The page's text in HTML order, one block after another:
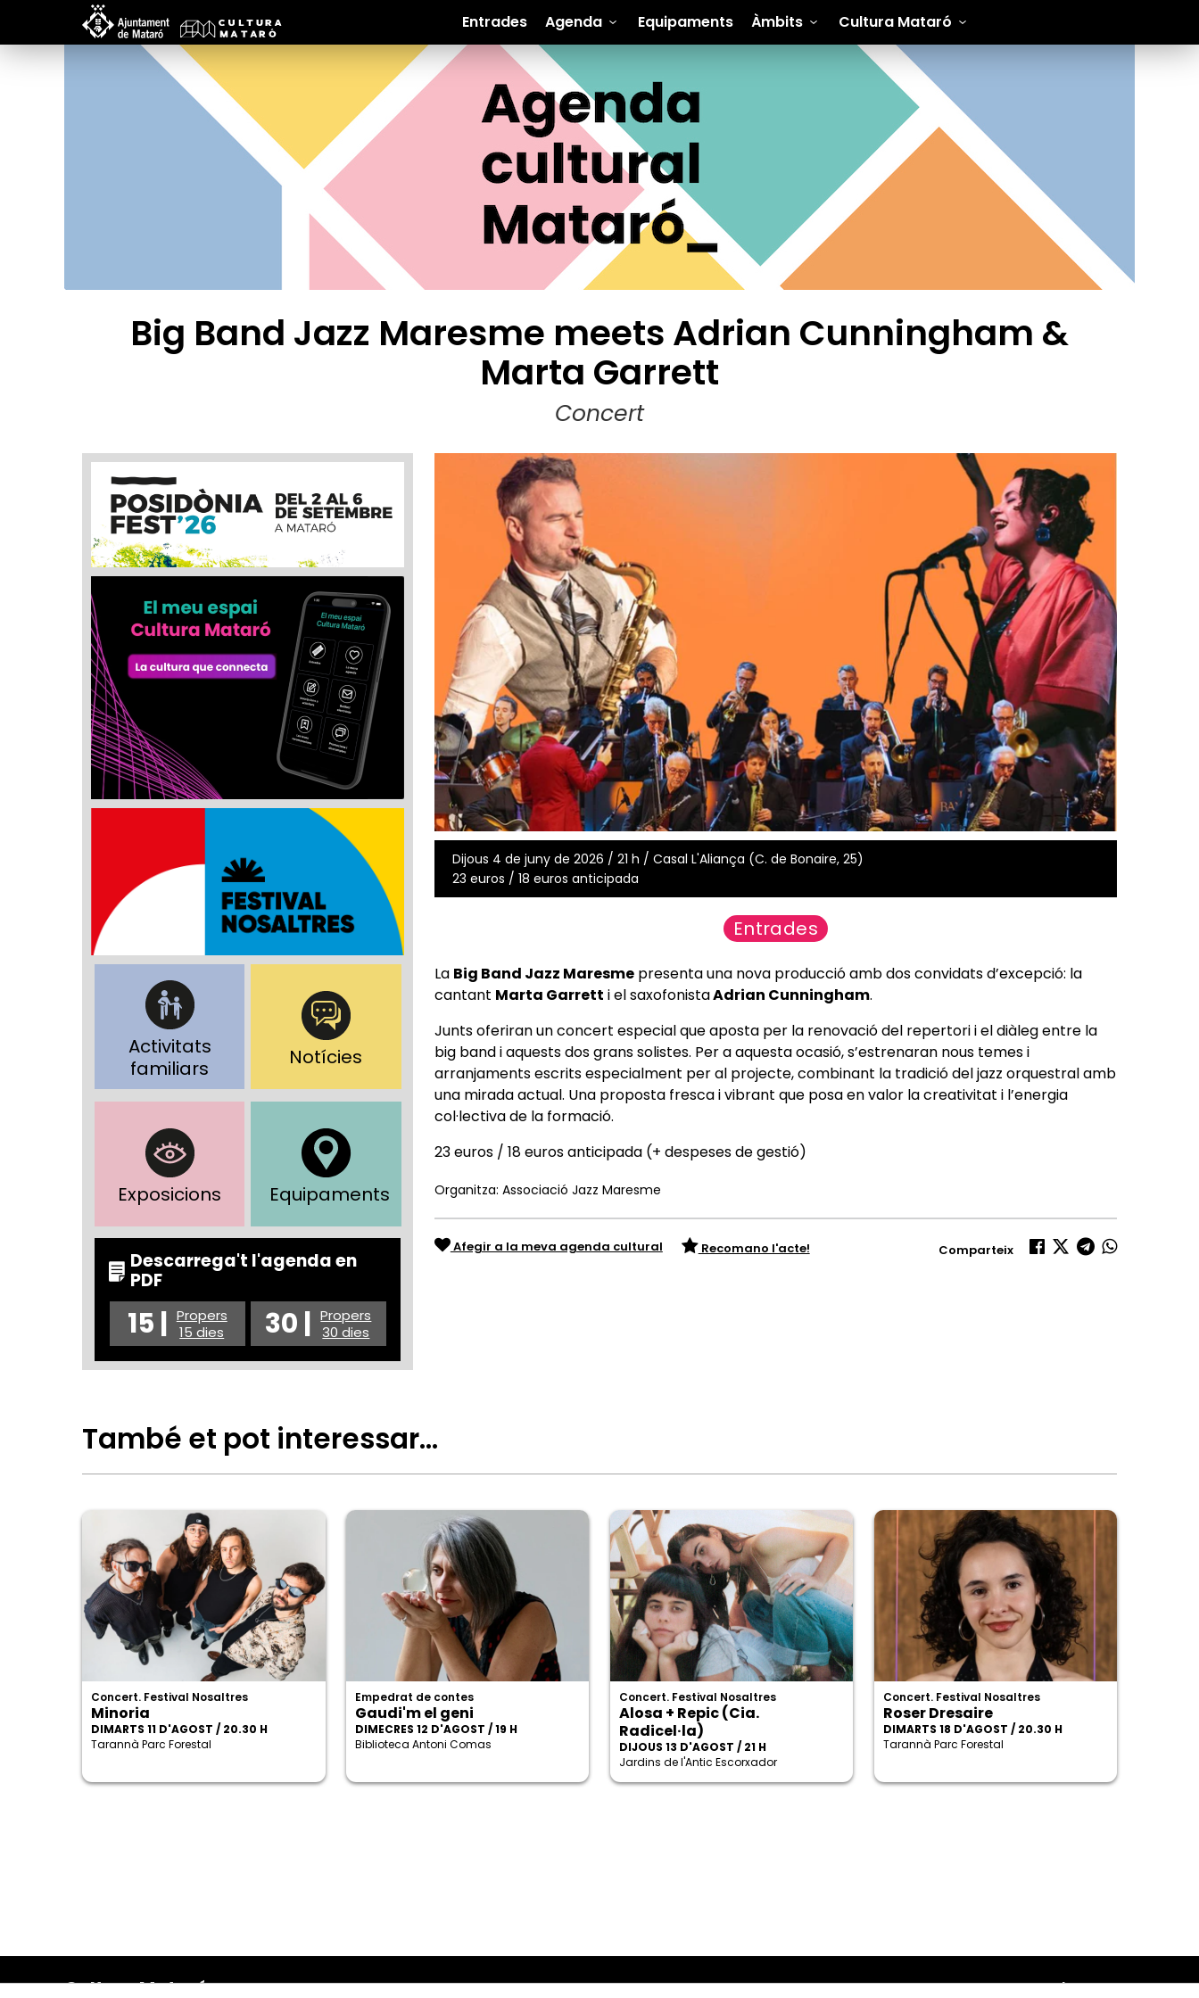
Entrades Agenda Equipaments Àmbits Cultura Mataró
Big Band Jazz Maresme meets Adrian Cunningham &
Marta Garrett
Concert
Activitats
familiars
Notícies
Exposicions Equipaments
Descarrega't l'agenda en
PDF
15 | Propers
15 dies
30 | Propers
30 dies
Dijous 4 de juny de 2026 / 21 h / Casal L'Aliança (C. de Bonaire, 25)
23 euros / 18 euros anticipada
Entrades
La Big Band Jazz Maresmepresenta una nova producció amb dos convidats d’excepció: la
cantant Marta Garrett i el saxofonistaAdrian Cunningham.
Junts oferiran un concert especial que aposta per la renovació del repertori i el diàleg entre la
big band i aquests dos grans solistes. Per a aquesta ocasió, s’estrenaran nous temes i
arranjaments escrits especialment per al projecte, combinant la tradició del jazz orquestral amb
una mirada actual. Una proposta fresca i vibrant que posa en valor la creativitat i l’energia
col·lectiva de la formació.
23 euros / 18 euros anticipada (+ despeses de gestió)
Organitza: Associació Jazz Maresme
Afegir a la meva agenda cultural Recomano l'acte! Comparteix
També et pot interessar…
Concert. Festival Nosaltres
Minoria
DIMARTS 11 D'AGOST / 20.30 H
Tarannà Parc Forestal
Empedrat de contes
Gaudi'm el geni
DIMECRES 12 D'AGOST / 19 H
Biblioteca Antoni Comas
Concert. Festival Nosaltres
Alosa + Repic (Cia.
Radicel·la)
DIJOUS 13 D'AGOST / 21 H
Jardins de l'Antic Escorxador
Concert. Festival Nosaltres
Roser Dresaire
DIMARTS 18 D'AGOST / 20.30 H
Tarannà Parc Forestal
Cultura Mataró Amb el suport